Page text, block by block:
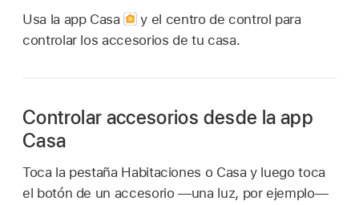
Usa la app Casa
y el centro de control para
controlar los accesorios de tu casa.
Controlar accesorios desde la app
Casa
Toca la pestaña Habitaciones o Casa y luego toca
el botón de un accesorio —una luz, por ejemplo—